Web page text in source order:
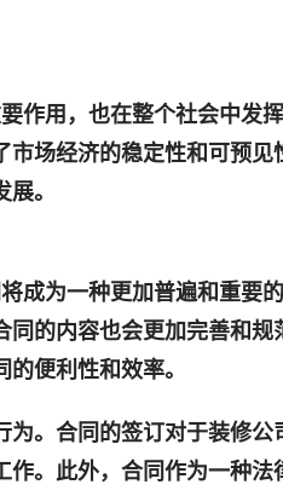
作用，也在整个社会中发挥
场经济的稳定性和可预见
。
成为一种更加普遍和重要
的内容也会更加完善和规
便利性和效率。
。合同的签订对于装修公
。此外，合同作为一种法